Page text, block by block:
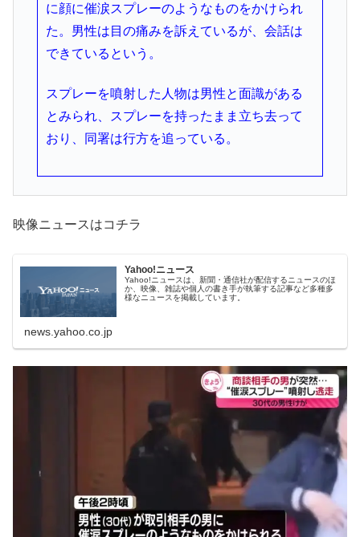
に顔に催涙スプレーのようなものをかけられ
た。男性は目の痛みを訴えているが、会話は
できているという。
スプレーを噴射した人物は男性と面識がある
とみられ、スプレーを持ったまま立ち去って
おり、同署は行方を追っている。
映像ニュースはコチラ
Yahoo!ニュース
Yahoo!ニュースは、新聞・通信社が配信するニュースのほ
か、映像、雑誌や個人の書き手が執筆する記事など多種多
様なニュースを掲載しています。
news.yahoo.co.jp